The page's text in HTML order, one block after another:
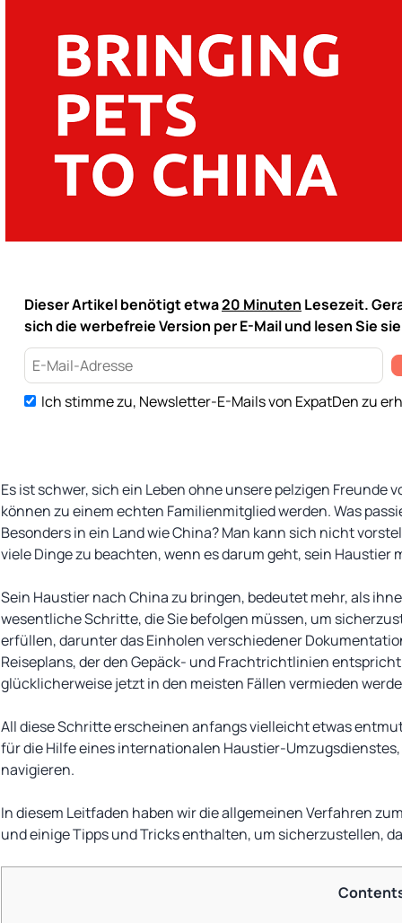
Dieser Artikel benötigt etwa20 Minuten Lesezeit.
sich die werbefreie Version per E-Mail und lesen Sie
Ich stimme zu, Newsletter-E-Mails von ExpatDen zu
Es ist schwer, sich ein Leben ohne unsere pelzigen Freunde
können zu einem echten Familienmitglied werden. Was
Besonders in ein Land wie China? Man kann sich nicht
viele Dinge zu beachten, wenn es darum geht, sein Haustier
Sein Haustier nach China zu bringen, bedeutet mehr, als
wesentliche Schritte, die Sie befolgen müssen, um
erfüllen, darunter das Einholen verschiedener
Reiseplans, der den Gepäck- und Frachtrichtlinien
glücklicherweise jetzt in den meisten Fällen vermieden
All diese Schritte erscheinen anfangs vielleicht etwas
für die Hilfe eines internationalen Haustier-
navigieren.
In diesem Leitfaden haben wir die allgemeinen Verfahren
und einige Tipps und Tricks enthalten, um sicherzustellen,